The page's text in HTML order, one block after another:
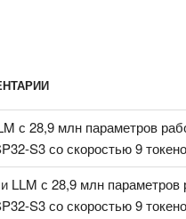
с 28,9 млн параметров
S3 со скоростью 9
LLM с 28,9 млн параметров
S3 со скоростью 9